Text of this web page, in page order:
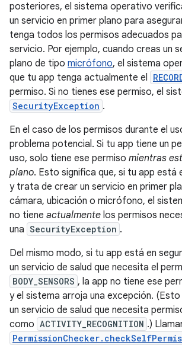
posteriores, el sistema operativo
un servicio en primer plano para
tenga todos los permisos adecuados
servicio. Por ejemplo, cuando creas un
plano de tipo micrófono, el sistema
que tu app tenga actualmente el
permiso. Si no tienes ese permiso, el
SecurityException .
En el caso de los permisos durante el
problema potencial. Si tu app tiene un
uso, solo tiene ese permiso mientras
plano. Esto significa que, si tu app está
y trata de crear un servicio en primer
cámara, ubicación o micrófono, el
no tiene actualmente los permisos
una SecurityException .
Del mismo modo, si tu app está en
un servicio de salud que necesita el
BODY_SENSORS , la app no tiene ese
y el sistema arroja una excepción. (Esto
un servicio de salud que necesita
como ACTIVITY_RECOGNITION .)